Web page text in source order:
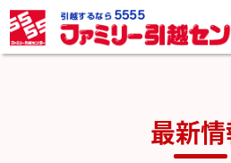
最新